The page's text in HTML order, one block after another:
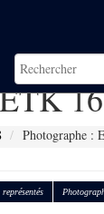
Photographe :